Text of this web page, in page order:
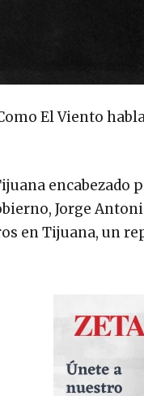
El Viento
encabezado
Jorge
en Tijuana, un